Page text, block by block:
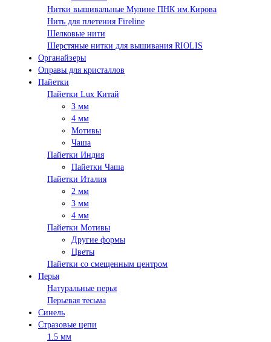
Нитки вышивальные Мулине ПНК им.Кирова
Нить для плетения Fireline
Шелковые нити
Шерстяные нитки для вышивания RIOLIS
Органайзеры
Оправы для кристаллов
Пайетки
Пайетки Lux Китай
3 мм
4 мм
Мотивы
Чаша
Пайетки Индия
Пайетки Чаша
Пайетки Италия
2 мм
3 мм
4 мм
Пайетки Мотивы
Другие формы
Цветы
Пайетки со смещенным центром
Перья
Натуральные перья
Перьевая тесьма
Синель
Стразовые цепи
1.5 мм